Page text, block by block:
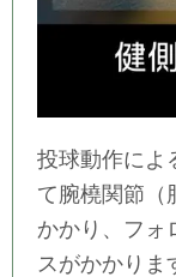
投球動作によ
て腕橈関節（
かかり、フォ
スがかかりま